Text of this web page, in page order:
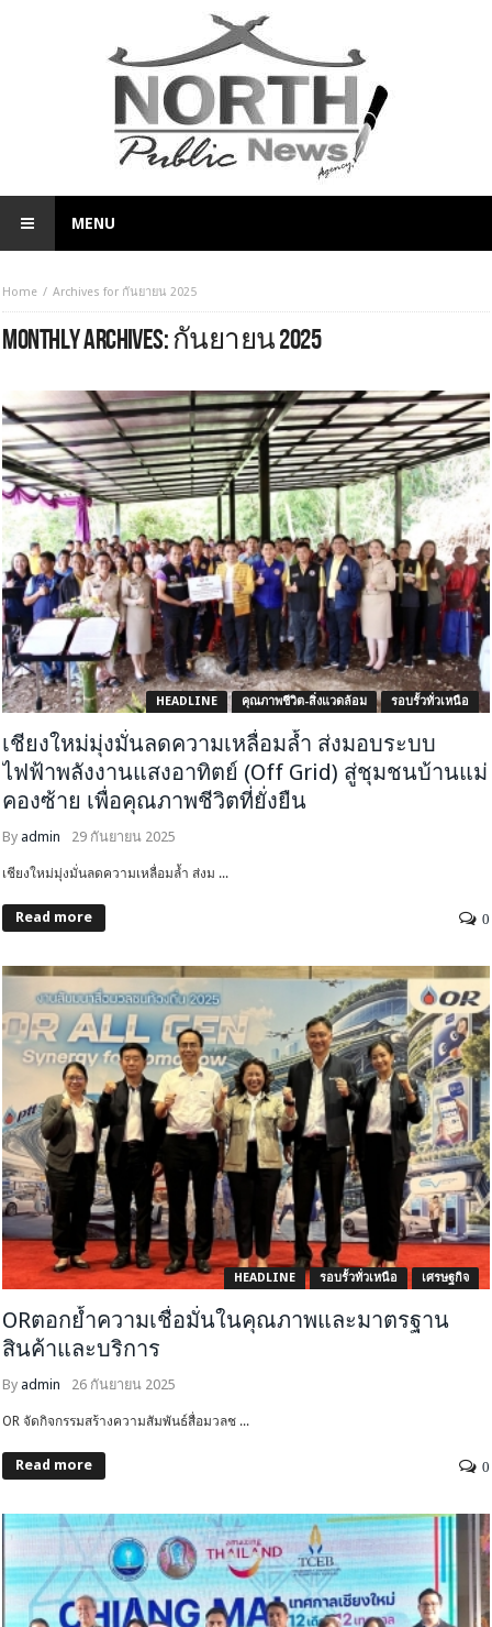
MENU
Home Archives for กันยายน 2025
MONTHLY ARCHIVES:กันยายน 2025
HEADLINE คุณภาพชีวิต-สิ่งแวดล้อม รอบรั้วทั่วเหนือ
เชียงใหม่มุ่งมั่นลดความเหลื่อมล้ำ ส่งมอบระบบ
ไฟฟ้าพลังงานแสงอาทิตย์ (Off Grid) สู่ชุมชนบ้านแม่
คองซ้าย เพื่อคุณภาพชีวิตที่ยั่งยืน
By admin 29 กันยายน 2025
เชียงใหม่มุ่งมั่นลดความเหลื่อมล้ำ ส่งม ...
Read more 0
HEADLINE รอบรั้วทั่วเหนือ เศรษฐกิจ
ORตอกย้ำความเชื่อมั่นในคุณภาพและมาตรฐาน
สินค้าและบริการ
By admin 26 กันยายน 2025
OR จัดกิจกรรมสร้างความสัมพันธ์สื่อมวลช ...
Read more 0